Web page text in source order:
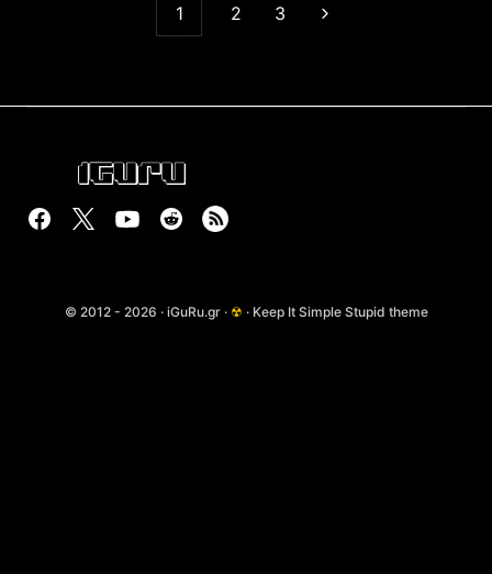
1 2 3
© 2012 - 2026 · iGuRu.gr · ☢ · Keep It Simple Stupid theme